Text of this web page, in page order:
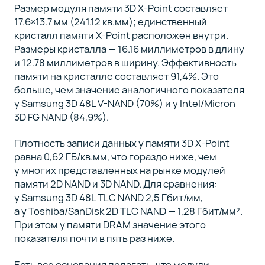
Размер модуля памяти 3D X-Point составляет
17.6×13.7 мм (241.12 кв.мм); единственный
кристалл памяти X-Point расположен внутри.
Размеры кристалла — 16.16 миллиметров в длину
и 12.78 миллиметров в ширину. Эффективность
памяти на кристалле составляет 91,4%. Это
больше, чем значение аналогичного показателя
у Samsung 3D 48L V-NAND (70%) и у Intel/Micron
3D FG NAND (84,9%).
Плотность записи данных у памяти 3D X-Point
равна 0,62 ГБ/кв.мм, что гораздо ниже, чем
у многих представленных на рынке модулей
памяти 2D NAND и 3D NAND. Для сравнения:
у Samsung 3D 48L TLC NAND 2,5 Гбит/мм,
а у Toshiba/SanDisk 2D TLC NAND — 1,28 Гбит/мм².
При этом у памяти DRAM значение этого
показателя почти в пять раз ниже.